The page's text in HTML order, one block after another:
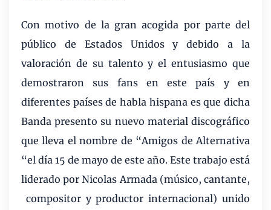
Con motivo de la gran acogida por parte del
público de Estados Unidos y debido a la
valoración de su talento y el entusiasmo que
demostraron sus fans en este país y en
diferentes países de habla hispana es que dicha
Banda presento su nuevo material discográfico
que lleva el nombre de “Amigos de Alternativa
“el día 15 de mayo de este año. Este trabajo está
liderado por Nicolas Armada (músico, cantante,
compositor y productor internacional) unido